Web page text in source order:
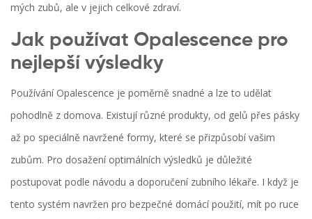
mých zubů, ale v jejich celkové zdraví.
Jak používat Opalescence pro
nejlepší výsledky
Používání Opalescence je poměrně snadné a lze to udělat
pohodlně z domova. Existují různé produkty, od gelů přes pásky
až po speciálně navržené formy, které se přizpůsobí vašim
zubům. Pro dosažení optimálních výsledků je důležité
postupovat podle návodu a doporučení zubního lékaře. I když je
tento systém navržen pro bezpečné domácí použití, mít po ruce